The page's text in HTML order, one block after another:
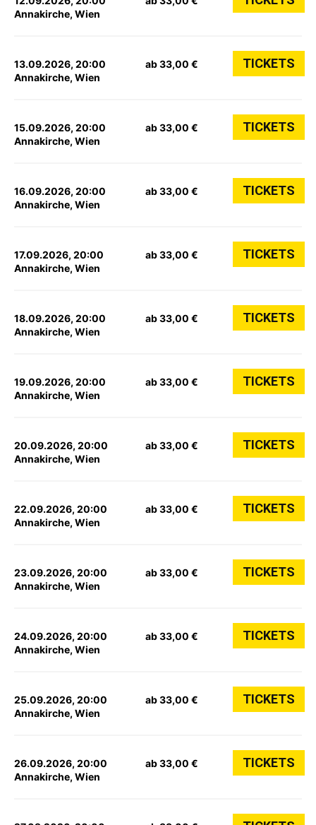
Annakirche, Wien
13.09.2026, 20:00
Annakirche, Wien
ab 33,00 € TICKETS
15.09.2026, 20:00
Annakirche, Wien
ab 33,00 € TICKETS
16.09.2026, 20:00
Annakirche, Wien
ab 33,00 € TICKETS
17.09.2026, 20:00
Annakirche, Wien
ab 33,00 € TICKETS
18.09.2026, 20:00
Annakirche, Wien
ab 33,00 € TICKETS
19.09.2026, 20:00
Annakirche, Wien
ab 33,00 € TICKETS
20.09.2026, 20:00
Annakirche, Wien
ab 33,00 € TICKETS
22.09.2026, 20:00
Annakirche, Wien
ab 33,00 € TICKETS
23.09.2026, 20:00
Annakirche, Wien
ab 33,00 € TICKETS
24.09.2026, 20:00
Annakirche, Wien
ab 33,00 € TICKETS
25.09.2026, 20:00
Annakirche, Wien
ab 33,00 € TICKETS
26.09.2026, 20:00
Annakirche, Wien
ab 33,00 € TICKETS